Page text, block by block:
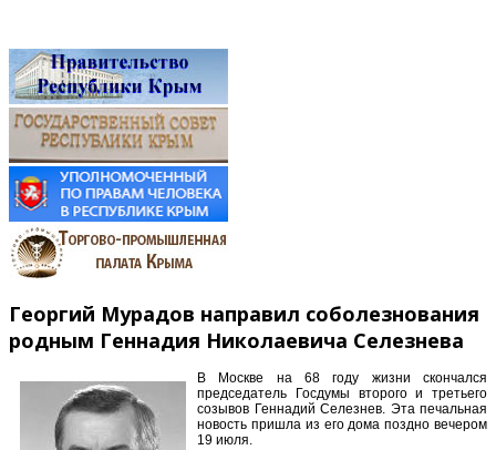
Георгий Мурадов направил соболезнования
родным Геннадия Николаевича Селезнева
В Москве на 68 году жизни скончался
председатель Госдумы второго и третьего
созывов Геннадий Селезнев. Эта печальная
новость пришла из его дома поздно вечером
19 июля.